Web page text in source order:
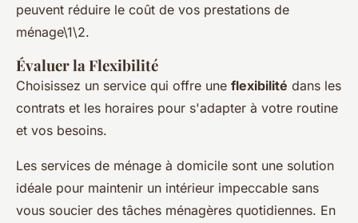
peuvent réduire le coût de vos prestations de
ménage\1\2.
Évaluer la Flexibilité
Choisissez un service qui offre une flexibilité dans les
contrats et les horaires pour s'adapter à votre routine
et vos besoins.
Les services de ménage à domicile sont une solution
idéale pour maintenir un intérieur impeccable sans
vous soucier des tâches ménagères quotidiennes. En